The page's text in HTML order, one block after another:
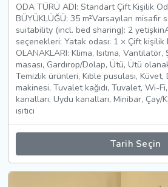
ODA TÜRÜ ADI: Standart Çift Kişilik
BÜYÜKLÜĞÜ: 35 m²Varsayılan misafir
suitability (incl. bed sharing): 2
seçenekleri: Yatak odası: 1 × Çift kişilik
OLANAKLARI: Klima, Isıtma, Vantilatör,
masası, Gardırop/Dolap, Ütü, Ütü
Temizlik ürünleri, Kıble pusulası,
makinesi, Tuvalet kağıdı, Tuvalet, Wi-
kanalları, Uydu kanalları, Minibar,
ısıtıcı
Tarih Seçin